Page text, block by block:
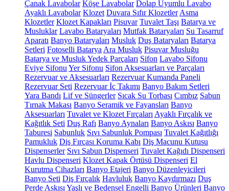
Çanak Lavabolar Köşe Lavabolar Dolap Uyumlu Lavabo
Ayaklı Lavabolar Klozet Duvara Sıfır Klozetler Asma
Klozetler Klozet Kapakları Pisuvar Tuvalet Taşı Batarya ve
Musluklar Lavabo Bataryaları Mutfak Bataryaları Su Tasarruf
Aparatı Banyo Bataryaları Musluk Duş Bataryaları Batarya
Setleri Fotoselli Batarya Ara Musluk Pisuvar Musluğu
Batarya ve Musluk Yedek Parçaları Sifon Lavabo Sifonu
Eviye Sifonu Yer Sifonu Sifon Aksesuarları ve Parçaları
Rezervuar ve Aksesuarları Rezervuar Kumanda Paneli
Rezervuar Seti Rezervuar İç Takımı Banyo Bakım Setleri
Yara Bandı Lif ve Süngerler Sıcak Su Torbası Cımbız Sabun
Tırnak Makası Banyo Seramik ve Fayansları Banyo
Aksesuarları Tuvalet ve Klozet Fırçaları Ayaklı Fırçalık ve
Kağıtlık Seti Duş Rafı Banyo Aynaları Banyo Askısı Banyo
Taburesi Sabunluk Sıvı Sabunluk Pompası Tuvalet Kağıtlığı
Pamukluk Diş Fırçası Koruma Kabı Diş Macunu Kutusu
Dispenserler Sıvı Sabun Dispenseri Tuvalet Kağıdı Dispenseri
Havlu Dispenseri Klozet Kapak Örtüsü Dispenseri El
Kurutma Cihazları Banyo Etajeri Banyo Düzenleyicileri
Banyo Seti Diş Fırçalık Havluluk Banyo Kaydırmazı Duş
Perde Askısı Yaşlı ve Bedensel Engelli Banyo Ürünleri Banyo